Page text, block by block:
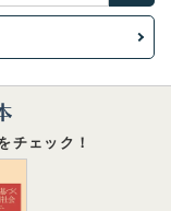
チェック！